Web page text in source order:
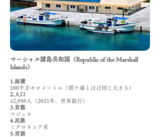
マーシャル諸島共和国（Republic of the Marshall
Islands）
1.面積
180平方キロメートル（霞ケ浦とほぼ同じ大きさ）
2.人口
42,050人（2021年、世界銀行）
3.首都
マジュロ
4.民族
ミクロネシア系
5.言語